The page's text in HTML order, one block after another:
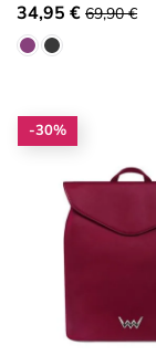
34,95 € 69,90 €
-30%